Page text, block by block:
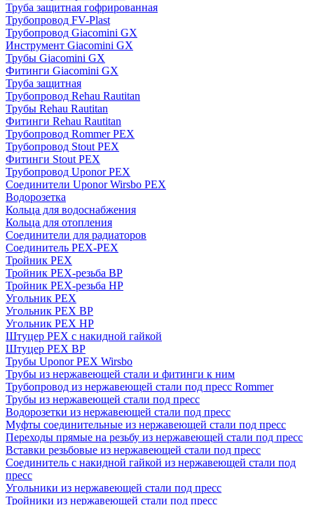
Труба защитная гофрированная
Трубопровод FV-Plast
Трубопровод Giacomini GX
Инструмент Giacomini GX
Трубы Giacomini GX
Фитинги Giacomini GX
Труба защитная
Трубопровод Rehau Rautitan
Трубы Rehau Rautitan
Фитинги Rehau Rautitan
Трубопровод Rommer PEX
Трубопровод Stout PEX
Фитинги Stout PEX
Трубопровод Uponor PEX
Соединители Uponor Wirsbo PEX
Водорозетка
Кольца для водоснабжения
Кольца для отопления
Соединители для радиаторов
Соединитель PEX-PEX
Тройник PEX
Тройник PEX-резьба ВР
Тройник PEX-резьба НР
Угольник PEX
Угольник PEX ВР
Угольник PEX НР
Штуцер PEX c накидной гайкой
Штуцер PEX ВР
Трубы Uponor PEX Wirsbo
Трубы из нержавеющей стали и фитинги к ним
Трубопровод из нержавеющей стали под пресс Rommer
Трубы из нержавеющей стали под пресс
Водорозетки из нержавеющей стали под пресс
Муфты соединительные из нержавеющей стали под пресс
Переходы прямые на резьбу из нержавеющей стали под пресс
Вставки резьбовые из нержавеющей стали под пресс
Соединитель с накидной гайкой из нержавеющей стали под
пресс
Угольники из нержавеющей стали под пресс
Тройники из нержавеющей стали под пресс